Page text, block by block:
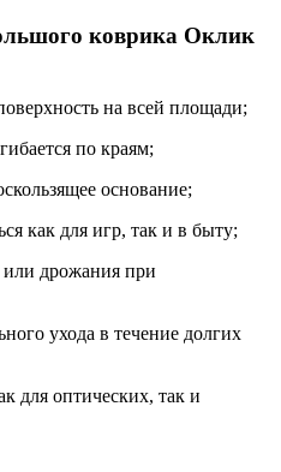
коврика Оклик
на всей площади;
по краям;
основание;
для игр, так и в быту;
дрожания при
ухода в течение долгих
оптических, так и